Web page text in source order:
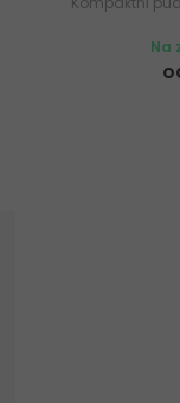
Na